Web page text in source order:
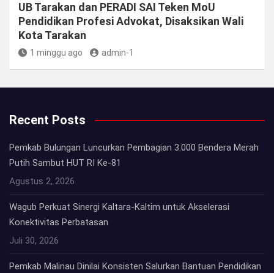
UB Tarakan dan PERADI SAI Teken MoU
Pendidikan Profesi Advokat, Disaksikan Wali
Kota Tarakan
1 minggu ago admin-1
Recent Posts
Pemkab Bulungan Luncurkan Pembagian 3.000 Bendera Merah
Putih Sambut HUT RI Ke-81
Agustus 2, 2026
Wagub Perkuat Sinergi Kaltara-Kaltim untuk Akselerasi
Konektivitas Perbatasan
Juli 30, 2026
Pemkab Malinau Dinilai Konsisten Salurkan Bantuan Pendidikan